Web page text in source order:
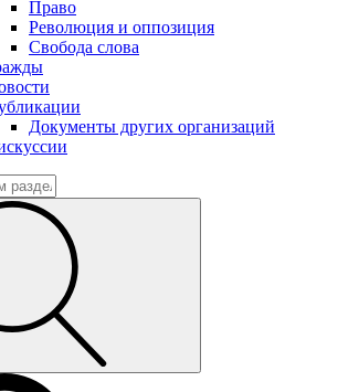
Право
Революция и оппозиция
Свобода слова
Документы других организаций